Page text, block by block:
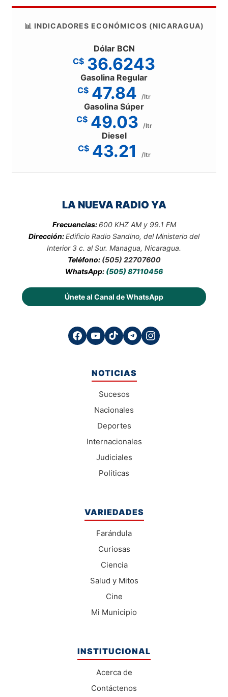
📊 INDICADORES ECONÓMICOS (NICARAGUA)
Dólar BCN
C$ 36.6243
Gasolina Regular
C$ 47.84 /ltr
Gasolina Súper
C$ 49.03 /ltr
Diesel
C$ 43.21 /ltr
LA NUEVA RADIO YA
Frecuencias: 600 KHZ AM y 99.1 FM
Dirección:Edificio Radio Sandino, del Ministerio del
Interior 3 c. al Sur. Managua, Nicaragua.
Teléfono: (505) 22707600
WhatsApp: (505) 87110456
Únete al Canal de WhatsApp
NOTICIAS
Sucesos
Nacionales
Deportes
Internacionales
Judiciales
Políticas
VARIEDADES
Farándula
Curiosas
Ciencia
Salud y Mitos
Cine
Mi Municipio
INSTITUCIONAL
Acerca de
Contáctenos